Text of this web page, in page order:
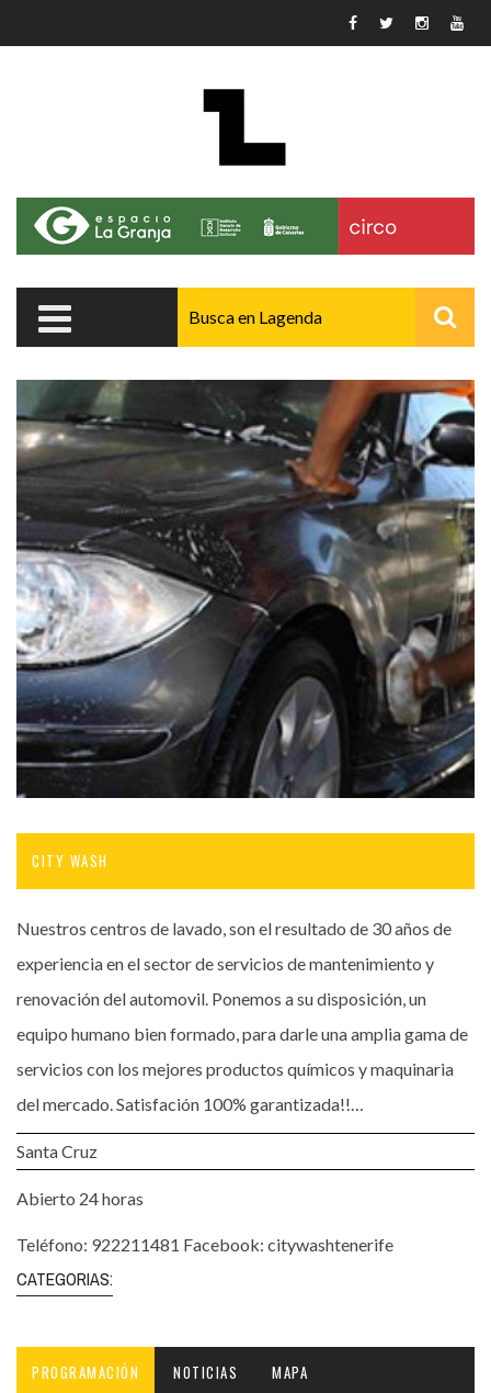
CITY WASH
Nuestros centros de lavado, son el resultado de 30 años de
experiencia en el sector de servicios de mantenimiento y
renovación del automovil. Ponemos a su disposición, un
equipo humano bien formado, para darle una amplia gama de
servicios con los mejores productos químicos y maquinaria
del mercado. Satisfación 100% garantizada!!…
Santa Cruz
Abierto 24 horas
Teléfono: 922211481 Facebook: citywashtenerife
CATEGORIAS:
PROGRAMACIÓN NOTICIAS MAPA